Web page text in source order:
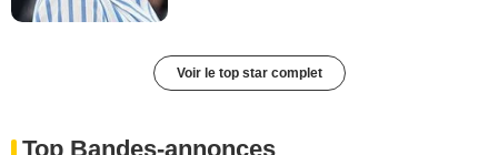
Voir le top star complet
Top Bandes-annonces